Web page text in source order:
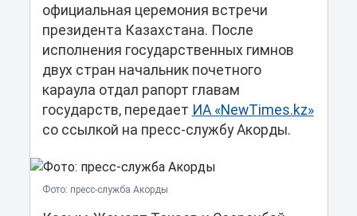
официальная церемония встречи
президента Казахстана. После
исполнения государственных гимнов
двух стран начальник почетного
караула отдал рапорт главам
государств, передает ИА «NewTimes.kz»
со ссылкой на пресс-службу Акорды.
Фото: пресс-служба Акорды